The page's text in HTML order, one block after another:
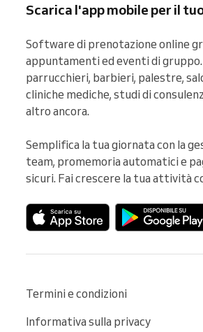
Scarica l'app mobile per il
Software di prenotazione online
appuntamenti ed eventi di
parrucchieri, barbieri, palestre,
cliniche mediche, studi di
altro ancora.
Semplifica la tua giornata con la
team, promemoria automatici e
sicuri. Fai crescere la tua attività
Termini e condizioni
Informativa sulla privacy